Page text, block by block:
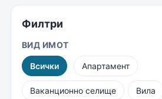
Филтри
ВИД ИМОТ
Всички Апартамент
Ваканционно селище Вила